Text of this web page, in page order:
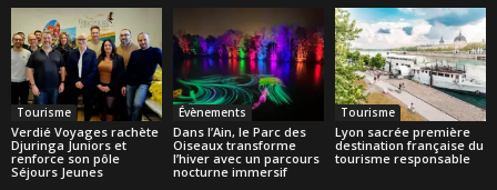
Tourisme
Verdié Voyages rachète
Djuringa Juniors et
renforce son pôle
Séjours Jeunes
Évènements
Dans l’Ain, le Parc des
Oiseaux transforme
l’hiver avec un parcours
nocturne immersif
Tourisme
Lyon sacrée première
destination française du
tourisme responsable